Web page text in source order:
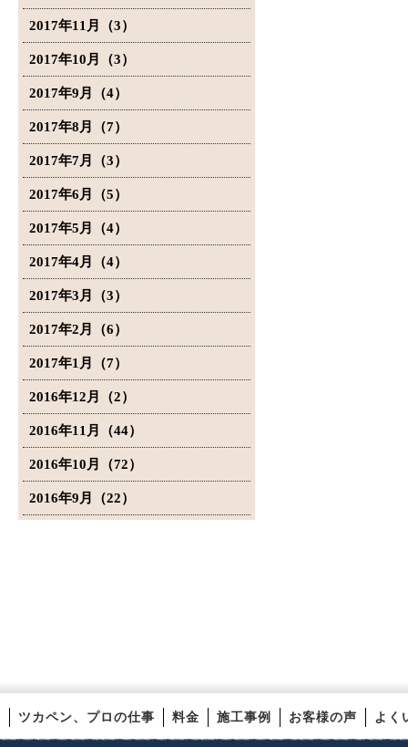
2017年11月（3）
2017年10月（3）
2017年9月（4）
2017年8月（7）
2017年7月（3）
2017年6月（5）
2017年5月（4）
2017年4月（4）
2017年3月（3）
2017年2月（6）
2017年1月（7）
2016年12月（2）
2016年11月（44）
2016年10月（72）
2016年9月（22）
ツカペン、プロの仕事 料金 施工事例 お客様の声 よく